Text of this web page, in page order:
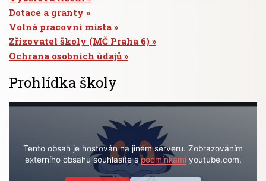
Dotace a granty
Volná pracovní místa
Zřizovatel školy (MČ Praha 6)
Ochrana osobních údajů
Prohlídka školy
Tento obsah je hostován na jiném serveru. Zobrazováním
externího obsahu souhlasíte spodmínkamiyoutube.com.